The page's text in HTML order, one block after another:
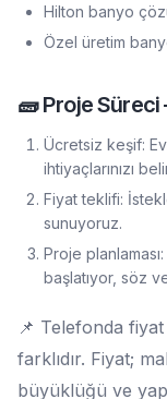
Hilton banyo
Özel üretim
🧱 Proje Süreci
Ücretsiz keşif:
ihtiyaçlarınızı
Fiyat teklifi:
sunuyoruz.
Proje
başlatıyor, söz
📌 Telefonda
farklıdır. Fiyat;
büyüklüğü ve